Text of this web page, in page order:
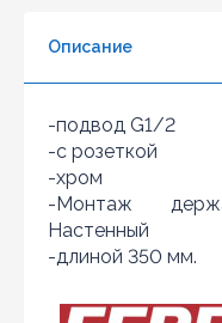
Описание
-подвод G1/2
-с розеткой
-хром
-Монтаж
Настенный
-длиной 350 мм.
Нашли